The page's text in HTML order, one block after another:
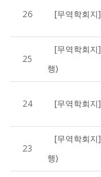
26 [무역학회
25
[무역학회
행)
24 [무역학회
23
[무역학회
행)